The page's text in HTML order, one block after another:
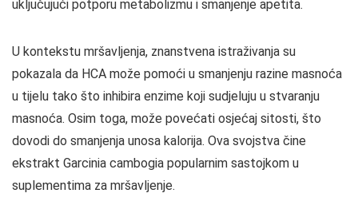
uključujući potporu metabolizmu i smanjenje apetita.
U kontekstu mršavljenja, znanstvena istraživanja su
pokazala da HCA može pomoći u smanjenju razine masnoća
u tijelu tako što inhibira enzime koji sudjeluju u stvaranju
masnoća. Osim toga, može povećati osjećaj sitosti, što
dovodi do smanjenja unosa kalorija. Ova svojstva čine
ekstrakt Garcinia cambogia popularnim sastojkom u
suplementima za mršavljenje.